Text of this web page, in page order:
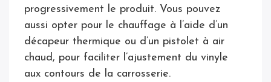
progressivement le produit. Vous pouvez
aussi opter pour le chauffage à l’aide d’un
décapeur thermique ou d’un pistolet à air
chaud, pour faciliter l’ajustement du vinyle
aux contours de la carrosserie.